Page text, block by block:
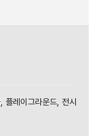
플레이그라운드, 전시